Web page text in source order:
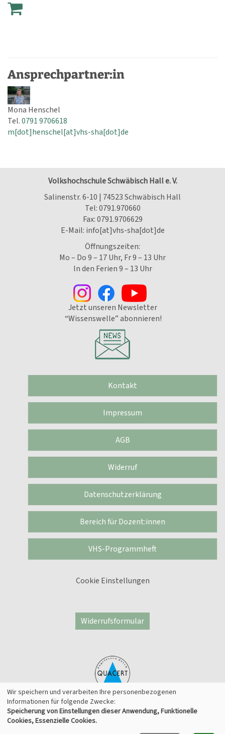
Ansprechpartner:in
Mona Henschel
Tel.0791 9706618
m[dot]henschel[at]vhs-sha[dot]de
Volkshochschule Schwäbisch Hall e. V.
Salinenstr. 6-10 | 74523 Schwäbisch Hall
Tel:0791.970660
Fax: 0791.9706629
E-Mail: info[at]vhs-sha[dot]de
Öffnungszeiten:
Mo – Do 9 – 17 Uhr, Fr 9 – 13 Uhr
In den Ferien 9 – 13 Uhr
Jetzt unseren Newsletter
“Wissenswelle” abonnieren!
Kontakt
Impressum
AGB
Widerruf
Datenschutzerklärung
Bereich für Dozent:innen
VHS-Programmheft
Cookie Einstellungen
Widerrufsformular
© 2026 Kufer Software GmbH
Wir speichern und verarbeiten Ihre personenbezogenen
Informationen für folgende Zwecke:
Speicherung von Einstellungen dieser Anwendung, Funktionelle
Cookies, Essenzielle Cookies.